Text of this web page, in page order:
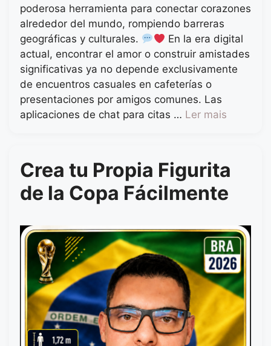
poderosa herramienta para conectar corazones
alrededor del mundo, rompiendo barreras
geográficas y culturales.
En la era digital
actual, encontrar el amor o construir amistades
significativas ya no depende exclusivamente
de encuentros casuales en cafeterías o
presentaciones por amigos comunes. Las
aplicaciones de chat para citas … Ler mais
Crea tu Propia Figurita
de la Copa Fácilmente